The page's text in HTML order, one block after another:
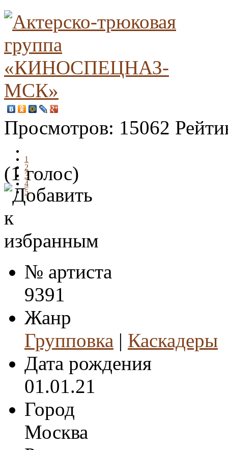
Просмотров: 15062
1
2
3
4
5
(1 голос)
№ артиста
9391
Жанр
Групповка | Каскадеры
Дата рождения
01.01.21
Город
Москва